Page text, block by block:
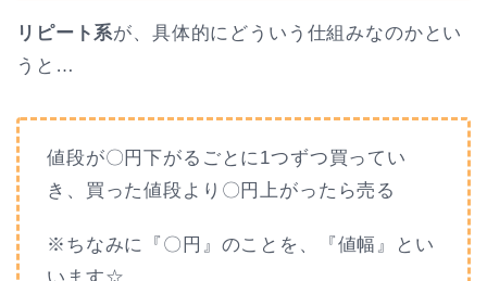
リピート系が、具体的にどういう仕組みなのかとい
うと…
値段が〇円下がるごとに1つずつ買ってい
き、買った値段より〇円上がったら売る
※ちなみに『〇円』のことを、『値幅』とい